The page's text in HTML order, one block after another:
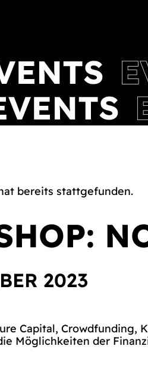
bereits stattgefunden.
2023
Capital, Crowdfunding,
Möglichkeiten der